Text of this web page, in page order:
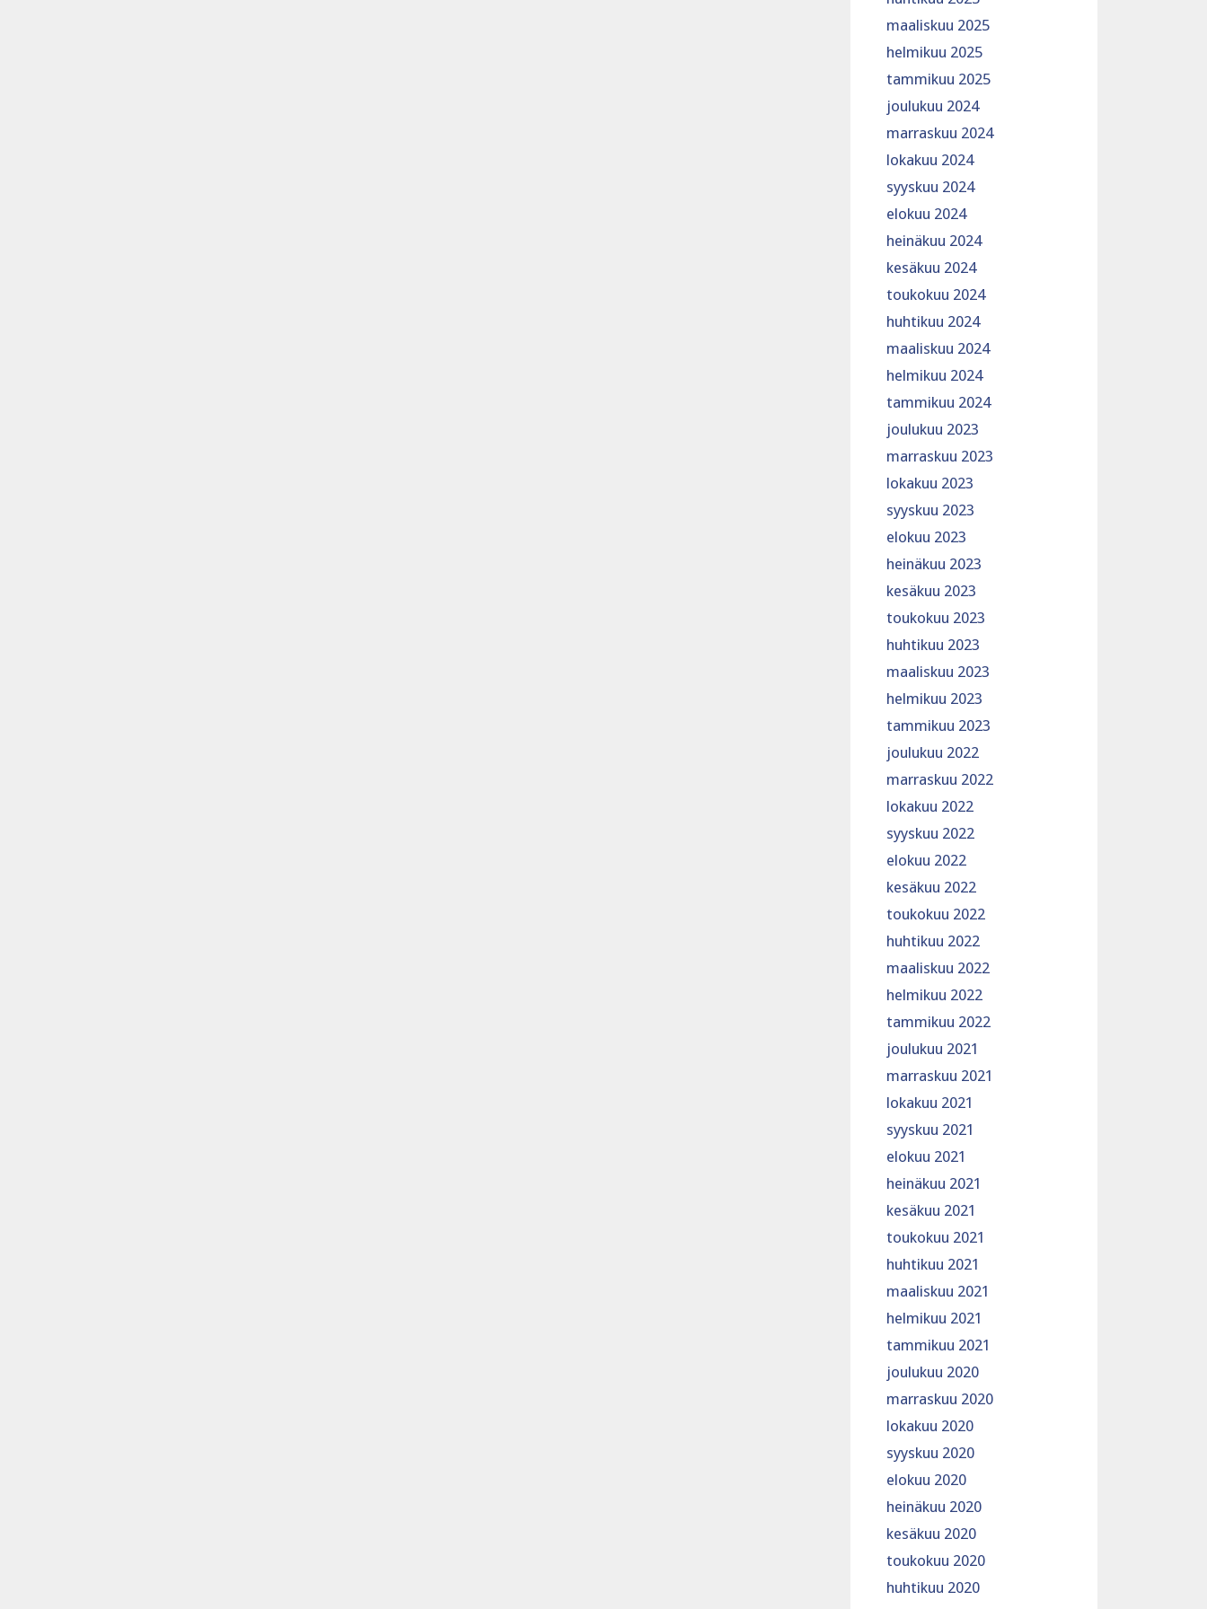
maaliskuu 2025
helmikuu 2025
tammikuu 2025
joulukuu 2024
marraskuu 2024
lokakuu 2024
syyskuu 2024
elokuu 2024
heinäkuu 2024
kesäkuu 2024
toukokuu 2024
huhtikuu 2024
maaliskuu 2024
helmikuu 2024
tammikuu 2024
joulukuu 2023
marraskuu 2023
lokakuu 2023
syyskuu 2023
elokuu 2023
heinäkuu 2023
kesäkuu 2023
toukokuu 2023
huhtikuu 2023
maaliskuu 2023
helmikuu 2023
tammikuu 2023
joulukuu 2022
marraskuu 2022
lokakuu 2022
syyskuu 2022
elokuu 2022
kesäkuu 2022
toukokuu 2022
huhtikuu 2022
maaliskuu 2022
helmikuu 2022
tammikuu 2022
joulukuu 2021
marraskuu 2021
lokakuu 2021
syyskuu 2021
elokuu 2021
heinäkuu 2021
kesäkuu 2021
toukokuu 2021
huhtikuu 2021
maaliskuu 2021
helmikuu 2021
tammikuu 2021
joulukuu 2020
marraskuu 2020
lokakuu 2020
syyskuu 2020
elokuu 2020
heinäkuu 2020
kesäkuu 2020
toukokuu 2020
huhtikuu 2020